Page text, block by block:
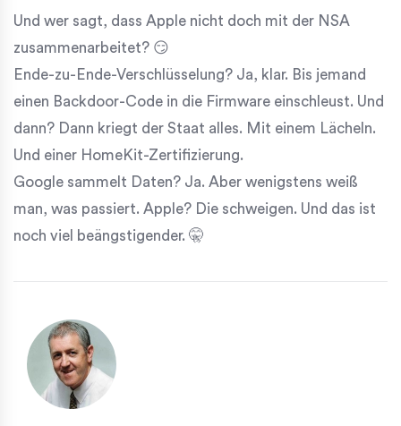
Und wer sagt, dass Apple nicht doch mit der NSA
zusammenarbeitet? 😏
Ende-zu-Ende-Verschlüsselung? Ja, klar. Bis jemand
einen Backdoor-Code in die Firmware einschleust. Und
dann? Dann kriegt der Staat alles. Mit einem Lächeln.
Und einer HomeKit-Zertifizierung.
Google sammelt Daten? Ja. Aber wenigstens weiß
man, was passiert. Apple? Die schweigen. Und das ist
noch viel beängstigender. 🤫